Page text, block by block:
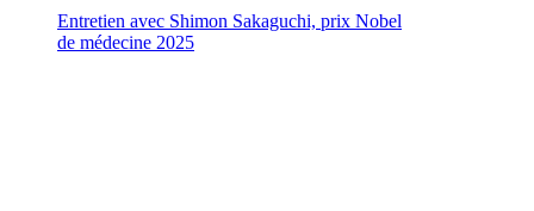
Entretien avec Shimon Sakaguchi, prix Nobel
de médecine 2025